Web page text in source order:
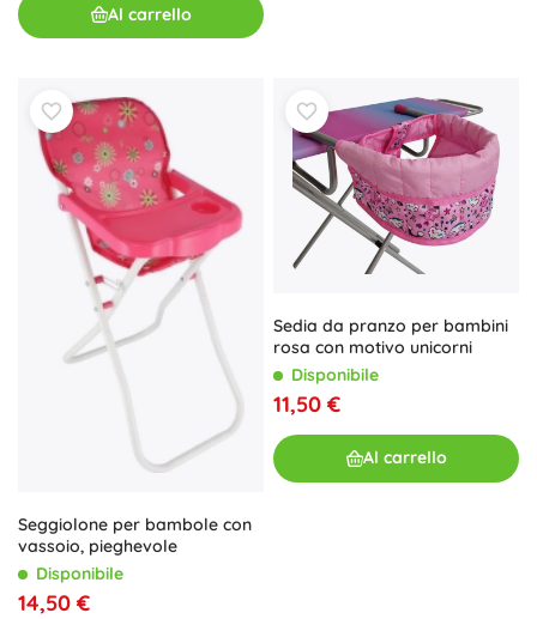
Al carrello
Seggiolone per bambole con
vassoio, pieghevole
Disponibile
14,50 €
Sedia da pranzo per bambini
rosa con motivo unicorni
Disponibile
11,50 €
Al carrello